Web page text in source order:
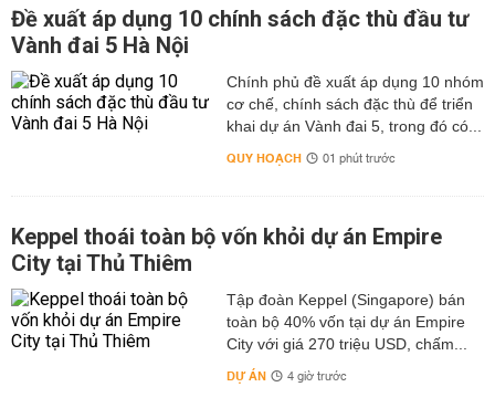
Đề xuất áp dụng 10 chính sách đặc thù đầu tư
Vành đai 5 Hà Nội
Chính phủ đề xuất áp dụng 10 nhóm
cơ chế, chính sách đặc thù để triển
khai dự án Vành đai 5, trong đó có...
QUY HOẠCH 01 phút trước
Keppel thoái toàn bộ vốn khỏi dự án Empire
City tại Thủ Thiêm
Tập đoàn Keppel (Singapore) bán
toàn bộ 40% vốn tại dự án Empire
City với giá 270 triệu USD, chấm...
DỰ ÁN 4 giờ trước